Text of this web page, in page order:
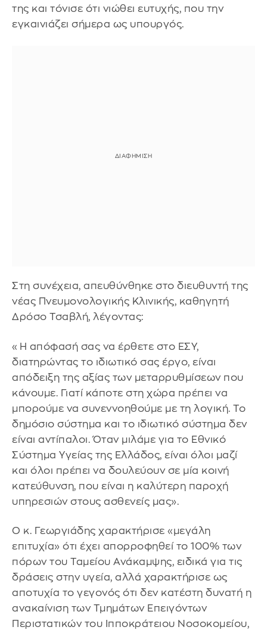
της και τόνισε ότι νιώθει ευτυχής, που την
εγκαινιάζει σήμερα ως υπουργός.
Στη συνέχεια, απευθύνθηκε στο διευθυντή της
νέας Πνευμονολογικής Κλινικής, καθηγητή
Δρόσο Τσαβλή, λέγοντας:
«Η απόφασή σας να έρθετε στο ΕΣΥ,
διατηρώντας το ιδιωτικό σας έργο, είναι
απόδειξη της αξίας των μεταρρυθμίσεων που
κάνουμε. Γιατί κάποτε στη χώρα πρέπει να
μπορούμε να συνεννοηθούμε με τη λογική. Το
δημόσιο σύστημα και το ιδιωτικό σύστημα δεν
είναι αντίπαλοι. Όταν μιλάμε για το Εθνικό
Σύστημα Υγείας της Ελλάδος, είναι όλοι μαζί
και όλοι πρέπει να δουλεύουν σε μία κοινή
κατεύθυνση, που είναι η καλύτερη παροχή
υπηρεσιών στους ασθενείς μας».
Ο κ. Γεωργιάδης χαρακτήρισε «μεγάλη
επιτυχία» ότι έχει απορροφηθεί το 100% των
πόρων του Ταμείου Ανάκαμψης, ειδικά για τις
δράσεις στην υγεία, αλλά χαρακτήρισε ως
αποτυχία το γεγονός ότι δεν κατέστη δυνατή η
ανακαίνιση των Τμημάτων Επειγόντων
Περιστατικών του Ιπποκράτειου Νοσοκομείου,